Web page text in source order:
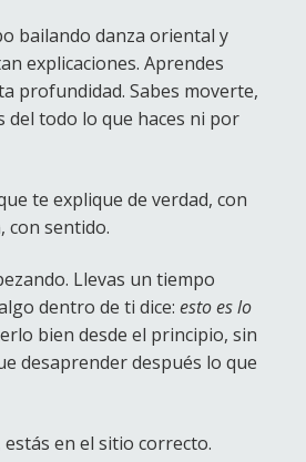
bailando danza oriental y
explicaciones. Aprendes
profundidad. Sabes moverte,
del todo lo que haces ni por
te explique de verdad, con
con sentido.
Llevas un tiempo
dentro de ti dice: esto es lo
bien desde el principio, sin
desaprender después lo que
estás en el sitio correcto.